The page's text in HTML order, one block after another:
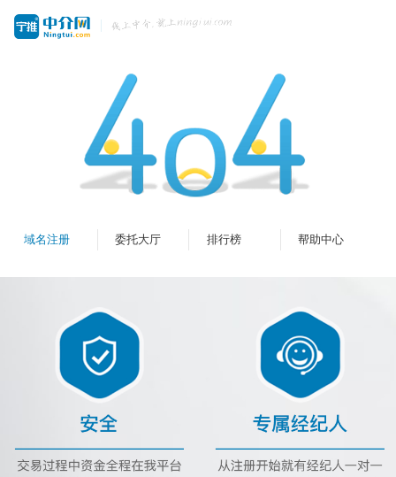
域名注册 委托大厅 排行榜 帮助中心